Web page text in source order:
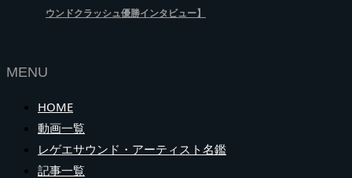
ウンドクラッシュ優勝インタビュー】
MENU
HOME
動画一覧
レゲエサウンド・アーティスト名鑑
記事一覧